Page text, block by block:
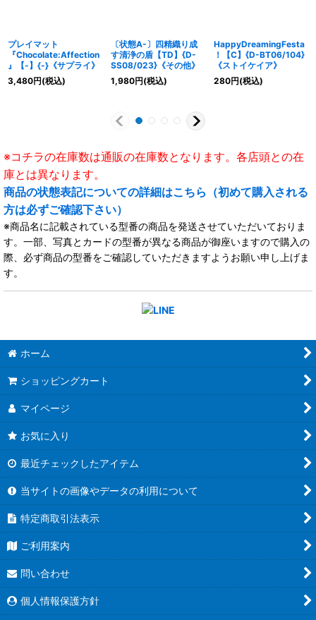
プレイマット
『Chocolate:Affection
』【-】{-}《サプライ》
3,480円(税込)
〔状態A-〕四精織り成
す清浄の盾【TD】{D-
SS08/023}《その他》
1,980円(税込)
HappyDreamingFesta
！【C】{D-BT06/104}
《ストイケイア》
280円(税込)
※コチラの在庫数は通販の在庫数となります。各店頭との在
庫とは異なります。
商品の状態表記についての詳細はこちら（初めて購入される
方は必ずご確認下さい）
※商品名に記載されている型番の商品を発送させていただいておりま
す。一部、写真とカードの型番が異なる商品が御座いますので購入の
際、必ず商品の型番をご確認していただきますようお願い申し上げま
す。
ホーム
ショッピングカート
マイページ
お気に入り
最近チェックしたアイテム
当サイトの画像やデータの利用について
特定商取引法表示
ご利用案内
問い合わせ
個人情報保護方針